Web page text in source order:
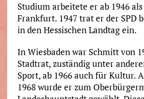
Studium arbeitete er ab 1946
Frankfurt. 1947 trat er der SPD
in den Hessischen Landtag ein.
In Wiesbaden war Schmitt von
Stadtrat, zuständig unter
Sport, ab 1966 auch für Kultur.
1968 wurde er zum